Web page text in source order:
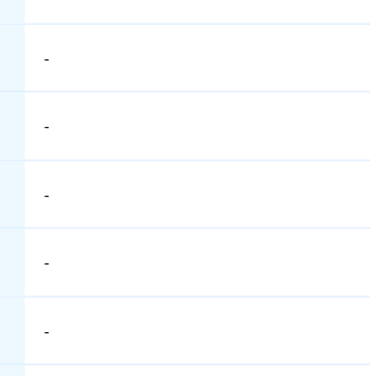
-
-
-
-
-